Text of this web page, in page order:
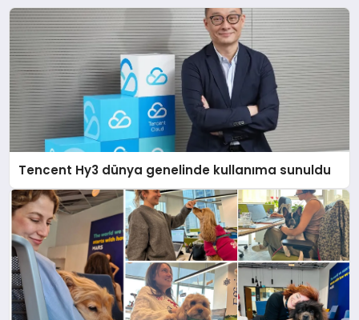
Tencent Hy3 dünya genelinde kullanıma sunuldu